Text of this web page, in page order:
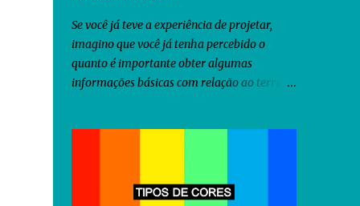
Se você já teve a experiência de projetar,
imagino que você já tenha percebido o
quanto é importante obter algumas
informações básicas com relação ao terreno
relação ao território brasileiro, você pode